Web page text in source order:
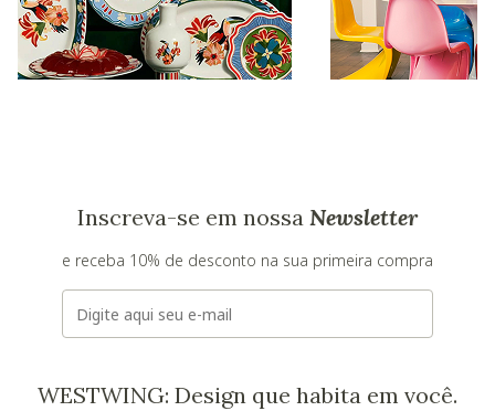
Inscreva-se em nossa Newsletter
e receba 10% de desconto na sua primeira compra
E-mail
WESTWING: Design que habita em você.